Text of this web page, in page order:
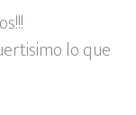
lo que